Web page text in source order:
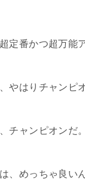
定番かつ超万能
やはりチャンピ
チャンピオンだ。
、めっちゃ良いん